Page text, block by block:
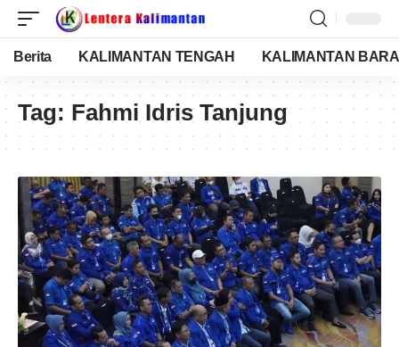
Berita KALIMANTAN TENGAH KALIMANTAN
Tag: Fahmi Idris Tanjung